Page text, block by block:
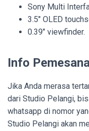
Sony Multi
3.5″ OLED
0.39″ viewfinder.
Info
Jika Anda merasa
dari Studio Pelangi,
whatsapp di nomor
Studio Pelangi akan